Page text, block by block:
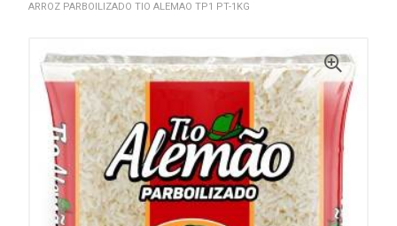
ARROZ PARBOILIZADO TIO ALEMAO TP1 PT-1KG